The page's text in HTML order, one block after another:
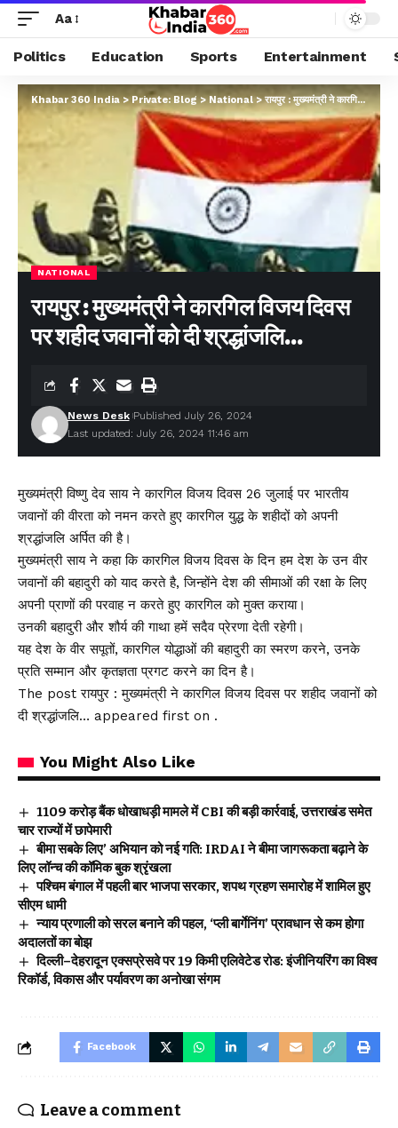
Aa
Politics Education Sports Entertainment
Khabar 360 India>Private: Blog>National>रायपुर : मुख्यमंत्री ने कारगिल विजय दिवस पर शहीद जवानों को दी श्रद्धांजलि…
NATIONAL
रायपुर : मुख्यमंत्री ने कारगिल विजय दिवस
पर शहीद जवानों को दी श्रद्धांजलि…
Last updated: July 26, 2024 11:46 am
News Desk Published July 26, 2024
मुख्यमंत्री विष्णु देव साय ने कारगिल विजय दिवस 26 जुलाई पर भारतीय
जवानों की वीरता को नमन करते हुए कारगिल युद्ध के शहीदों को अपनी
श्रद्धांजलि अर्पित की है।
मुख्यमंत्री साय ने कहा कि कारगिल विजय दिवस के दिन हम देश के उन वीर
जवानों की बहादुरी को याद करते है, जिन्होंने देश की सीमाओं की रक्षा के लिए
अपनी प्राणों की परवाह न करते हुए कारगिल को मुक्त कराया।
उनकी बहादुरी और शौर्य की गाथा हमें सदैव प्रेरणा देती रहेगी।
यह देश के वीर सपूतों, कारगिल योद्धाओं की बहादुरी का स्मरण करने, उनके
प्रति सम्मान और कृतज्ञता प्रगट करने का दिन है।
The post रायपुर : मुख्यमंत्री ने कारगिल विजय दिवस पर शहीद जवानों को
दी श्रद्धांजलि… appeared first on .
You Might Also Like
₹1109 करोड़ बैंक धोखाधड़ी मामले में CBI की बड़ी कार्रवाई, उत्तराखंड समेत
चार राज्यों में छापेमारी
बीमा सबके लिए’ अभियान को नई गति: IRDAI ने बीमा जागरूकता बढ़ाने के
लिए लॉन्च की कॉमिक बुक श्रृंखला
पश्चिम बंगाल में पहली बार भाजपा सरकार, शपथ ग्रहण समारोह में शामिल हुए
सीएम धामी
न्याय प्रणाली को सरल बनाने की पहल, ‘प्ली बार्गेनिंग’ प्रावधान से कम होगा
अदालतों का बोझ
दिल्ली–देहरादून एक्सप्रेसवे पर 19 किमी एलिवेटेड रोड: इंजीनियरिंग का विश्व
रिकॉर्ड, विकास और पर्यावरण का अनोखा संगम
Facebook
Leave a comment